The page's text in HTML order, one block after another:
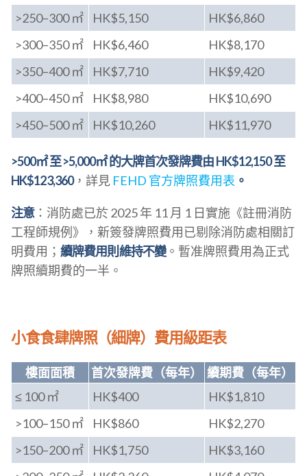
>250–300 ㎡
HK$5,150
HK$6,860
>300–350 ㎡
HK$6,460
HK$8,170
>350–400 ㎡
HK$7,710
HK$9,420
>400–450 ㎡
HK$8,980
HK$10,690
>450–500 ㎡
HK$10,260 HK$11,970
>500㎡ 至 >5,000㎡ 的大牌首次發牌費由 HK$12,150 至
HK$123,360，詳見 FEHD 官方牌照費用表 。
注意：消防處已於 2025 年 11 月 1 日實施《註冊消防
工程師規例》，新簽發牌照費用已剔除消防處相關訂
明費用； 續牌費用則維持不變。暫准牌照費用為正式
牌照續期費的一半。
小食食肆牌照（細牌）費用級距表
樓面面積 首次發牌費（每年）
續期費（每年）
≤ 100 ㎡
HK$400
HK$1,810
>100–150 ㎡
HK$860
HK$2,270
>150–200 ㎡
HK$1,750
HK$3,160